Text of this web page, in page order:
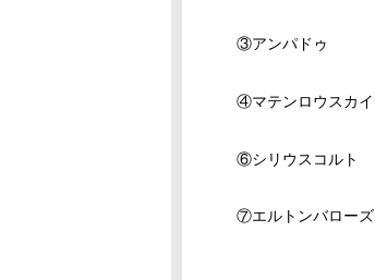
③アンパドゥ
④マテンロウスカイ
⑥シリウスコルト
⑦エルトンバローズ